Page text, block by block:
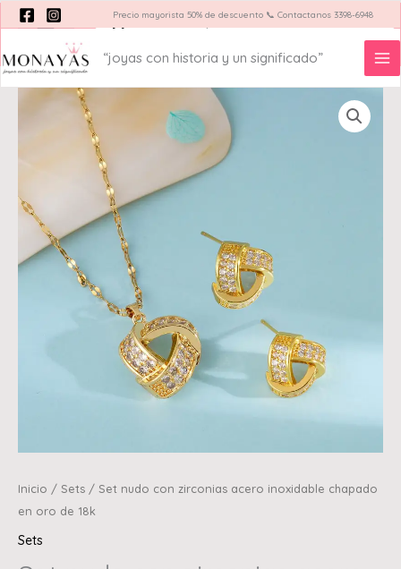
al
contenido
Precio mayorista 50% de descuento 📞 Contactanos 3398-6948
“joyas con historia y un significado”
Inicio / Sets / Set nudo con zirconias acero inoxidable chapado
en oro de 18k
Sets
inoxidable
chapado
en
oro
Búsqueda
de